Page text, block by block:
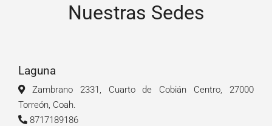
Nuestras Sedes
Laguna
Zambrano 2331, Cuarto de Cobián Centro, 27000
Torreón, Coah.
8717189186